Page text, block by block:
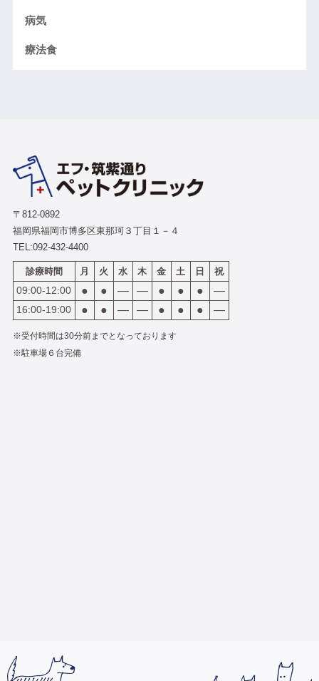
病気
療法食
〒812-0892
福岡県福岡市博多区東那珂３丁目１－４
TEL:092-432-4400
診療時間 月 火 水 木 金 土 日 祝
09:00-12:00 ● ● ― ― ● ● ● ―
16:00-19:00 ● ● ― ― ● ● ● ―
※受付時間は30分前までとなっております
※駐車場６台完備